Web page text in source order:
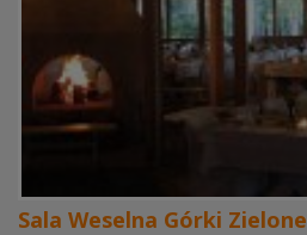
Sala Weselna Górki Zielone